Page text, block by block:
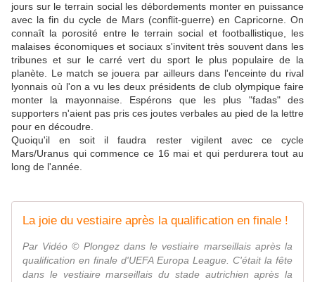
jours sur le terrain social les débordements monter en puissance
avec la fin du cycle de Mars (conflit-guerre) en Capricorne. On
connaît la porosité entre le terrain social et footballistique, les
malaises économiques et sociaux s'invitent très souvent dans les
tribunes et sur le carré vert du sport le plus populaire de la
planète. Le match se jouera par ailleurs dans l'enceinte du rival
lyonnais où l'on a vu les deux présidents de club olympique faire
monter la mayonnaise. Espérons que les plus "fadas" des
supporters n'aient pas pris ces joutes verbales au pied de la lettre
pour en découdre.
Quoiqu'il en soit il faudra rester vigilent avec ce cycle
Mars/Uranus qui commence ce 16 mai et qui perdurera tout au
long de l'année.
La joie du vestiaire après la qualification en finale !
Par Vidéo © Plongez dans le vestiaire marseillais après la
qualification en finale d'UEFA Europa League. C'était la fête
dans le vestiaire marseillais du stade autrichien après la